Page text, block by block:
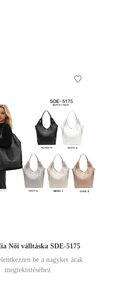
Női válltáska SDE-5175
be a nagyker árak
megtekintéséhez